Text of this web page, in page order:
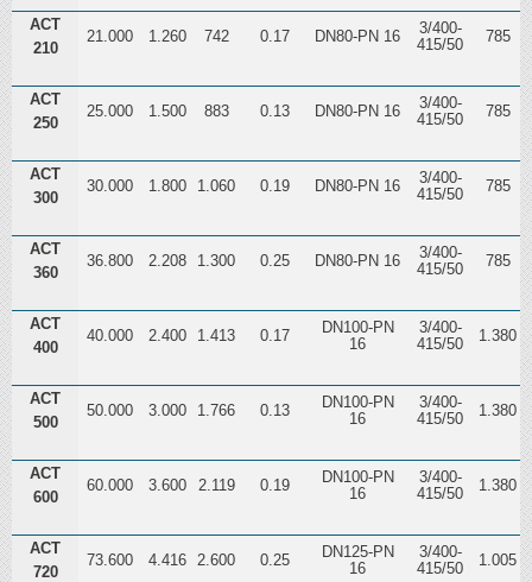
ACT
210
21.000 1.260 742 0.17 DN80-PN 16
3/400-
415/50
785
ACT
250
25.000 1.500 883 0.13 DN80-PN 16
3/400-
415/50
785
ACT
300
30.000 1.800 1.060 0.19 DN80-PN 16
3/400-
415/50
785
ACT
360
36.800 2.208 1.300 0.25 DN80-PN 16
3/400-
415/50
785
ACT
400
40.000 2.400 1.413 0.17
DN100-PN
16
3/400-
415/50
1.380
ACT
500
50.000 3.000 1.766 0.13
DN100-PN
16
3/400-
415/50
1.380
ACT
600
60.000 3.600 2.119 0.19
DN100-PN
16
3/400-
415/50
1.380
ACT
720
73.600 4.416 2.600 0.25
DN125-PN
16
3/400-
415/50
1.005